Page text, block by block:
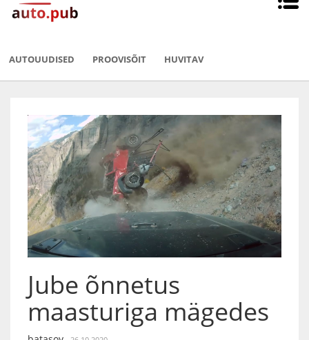
AUTOUUDISED PROOVISÕIT HUVITAV
Jube õnnetus
maasturiga mägedes